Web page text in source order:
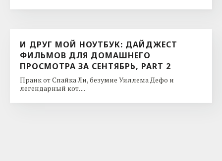
И ДРУГ МОЙ НОУТБУК: ДАЙДЖЕСТ
ФИЛЬМОВ ДЛЯ ДОМАШНЕГО
ПРОСМОТРА ЗА СЕНТЯБРЬ, PART 2
Пранк от Спайка Ли, безумие Уиллема Дефо и
легендарный кот. ...